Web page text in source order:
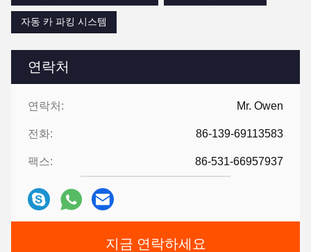
연락처
연락처: Mr. Owen
전화: 86-139-69113583
팩스: 86-531-66957937
지금 연락하세요
자동 카 파킹 시스템